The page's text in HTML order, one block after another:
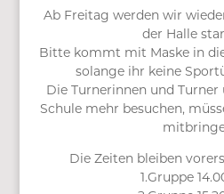
Ab Freitag werden wir
der Halle
Bitte kommt mit Maske in
solange ihr keine
Die Turnerinnen und Turner
Schule mehr besuchen,
Die Zeiten bleiben
1.Gruppe